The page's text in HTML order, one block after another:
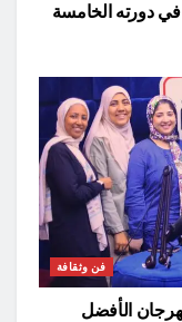
دورته الخامسة
فن وثقافة
الأفضل